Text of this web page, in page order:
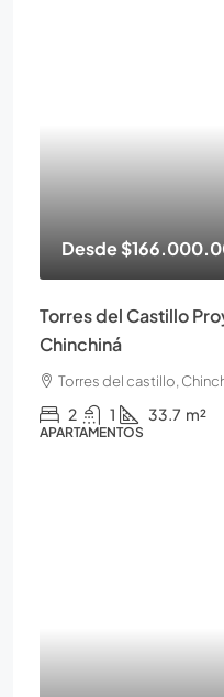
Desde
Torres del Castillo
Chinchiná
Torres del castillo,
2 1 33.7 m²
APARTAMENTOS